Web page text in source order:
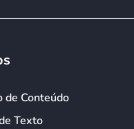
de Conteúdo
Texto